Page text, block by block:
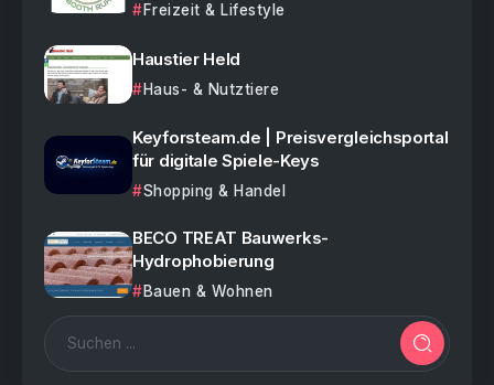
Freizeit & Lifestyle
Haustier Held
Haus- & Nutztiere
Keyforsteam.de | Preisvergleichsportal
für digitale Spiele-Keys
Shopping & Handel
BECO TREAT Bauwerks-
Hydrophobierung
Bauen & Wohnen